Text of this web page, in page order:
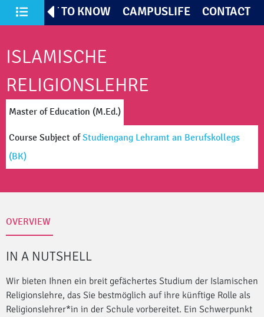
All Courses of Study
GET TO KNOW CAMPUSLIFE CONTACT
ISLAMISCHE
RELIGIONSLEHRE
Master of Education (M.Ed.)
Course Subject ofStudiengang Lehramt an Berufskollegs
(BK)
OVERVIEW
IN A NUTSHELL
Wir bieten Ihnen ein breit gefächertes Studium der Islamischen
Religionslehre, das Sie bestmöglich auf ihre künftige Rolle als
Religionslehrer*in in der Schule vorbereitet. Ein Schwerpunkt